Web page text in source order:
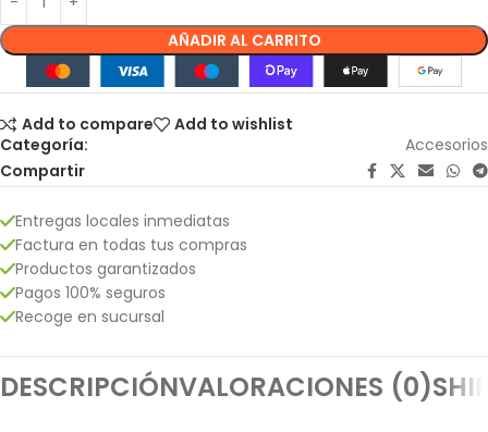
AÑADIR AL CARRITO
Add to compare
Add to wishlist
Categoría:
Accesorios
Compartir
Entregas locales inmediatas
Factura en todas tus compras
Productos garantizados
Pagos 100% seguros
Recoge en sucursal
DESCRIPCIÓNVALORACIONES (0)